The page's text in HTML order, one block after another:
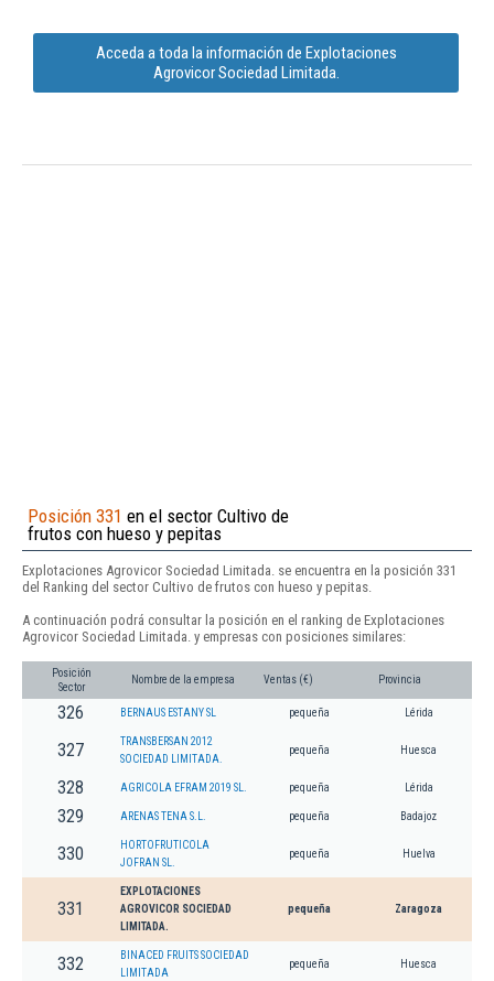
Acceda a toda la información de Explotaciones
Agrovicor Sociedad Limitada.
Posición 331 en el sector Cultivo de
frutos con hueso y pepitas
Explotaciones Agrovicor Sociedad Limitada. se encuentra en la posición 331
del Ranking del sector Cultivo de frutos con hueso y pepitas.
A continuación podrá consultar la posición en el ranking de Explotaciones
Agrovicor Sociedad Limitada. y empresas con posiciones similares:
Posición
Sector
Nombre de la empresa Ventas (€) Provincia
326 BERNAUS ESTANY SL pequeña Lérida
327
TRANSBERSAN 2012
SOCIEDAD LIMITADA.
pequeña Huesca
328 AGRICOLA EFRAM 2019 SL. pequeña Lérida
329 ARENAS TENA S.L. pequeña Badajoz
330
HORTOFRUTICOLA
JOFRAN SL.
pequeña Huelva
331
EXPLOTACIONES
AGROVICOR SOCIEDAD
LIMITADA.
pequeña Zaragoza
332
BINACED FRUITS SOCIEDAD
LIMITADA
pequeña Huesca